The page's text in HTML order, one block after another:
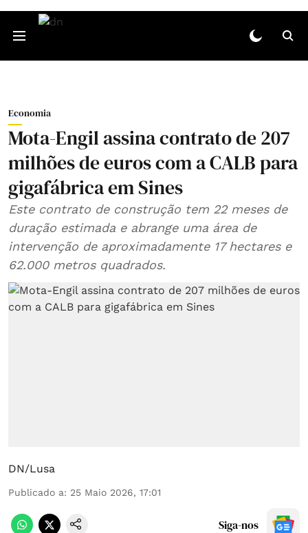
Economia
Mota-Engil assina contrato de 207
milhões de euros com a CALB para
gigafábrica em Sines
Este contrato de construção tem 22 meses de
duração estimada e abrange uma área de
intervenção de aproximadamente 17 hectares e
62.000 metros quadrados.
DN/Lusa
Publicado a: 25 Maio 2026, 17:01
Siga-nos